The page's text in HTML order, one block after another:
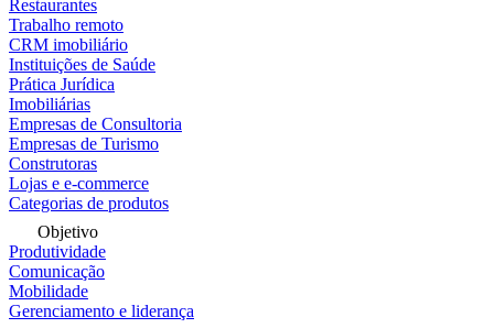
Restaurantes
Trabalho remoto
CRM imobiliário
Instituições de Saúde
Prática Jurídica
Imobiliárias
Empresas de Consultoria
Empresas de Turismo
Construtoras
Lojas e e-commerce
Categorias de produtos
Objetivo
Produtividade
Comunicação
Mobilidade
Gerenciamento e liderança